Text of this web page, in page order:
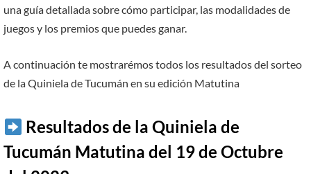
una guía detallada sobre cómo participar, las modalidades de
juegos y los premios que puedes ganar.
A continuación te mostrarémos todos los resultados del sorteo
de la Quiniela de Tucumán en su edición Matutina
Resultados de la Quiniela de
Tucumán Matutina del 19 de Octubre